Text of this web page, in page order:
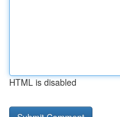
HTML is disabled